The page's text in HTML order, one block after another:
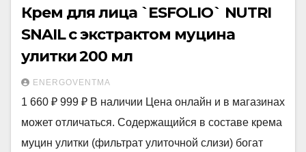
Крем для лица `ESFOLIO` NUTRI
SNAIL с экстрактом муцина
улитки 200 мл
ENERGOVENTMA
1 660 ₽ 999 ₽ В наличии Цена онлайн и в магазинах
может отличаться. Содержащийся в составе крема
муцин улитки (фильтрат улиточной слизи) богат